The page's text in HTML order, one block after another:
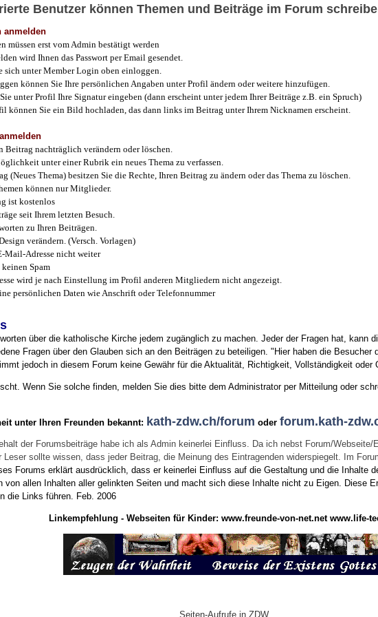
Benutzer können Themen und Beiträge im Forum
anmelden
müssen erst vom Admin bestätigt werden
wird Ihnen das Passwort per Email gesendet.
sich unter Member Login oben einloggen.
können Sie Ihre persönlichen Angaben unter Profil ändern oder weitere hinzufügen.
unter Profil Ihre Signatur eingeben (dann erscheint unter jedem Ihrer Beiträge z.B. ein Spruch)
können Sie ein Bild hochladen, das dann links im Beitrag unter Ihrem Nicknamen erscheint.
Beitrag nachträglich verändern oder löschen.
unter einer Rubrik ein neues Thema zu verfassen.
(Neues Thema) besitzen Sie die Rechte, Ihren Beitrag zu ändern oder das Thema zu löschen.
können nur Mitglieder.
ist kostenlos
seit Ihrem letzten Besuch.
zu Ihren Beiträgen.
verändern. (Versch. Vorlagen)
Mail-Adresse nicht weiter
Spam
wird je nach Einstellung im Profil anderen Mitgliedern nicht angezeigt.
persönlichen Daten wie Anschrift oder Telefonnummer
über die katholische Kirche jedem zugänglich zu machen. Jeder der Fragen hat, kann
Fragen über den Glauben sich an den Beiträgen zu beteiligen. "Hier haben die
jedoch in diesem Forum keine Gewähr für die Aktualität, Richtigkeit, Vollständigkeit
Wenn Sie solche finden, melden Sie dies bitte dem Administrator per Mitteilung oder
unter Ihren Freunden bekannt: kath-zdw.ch/forum oderforum.kath-
der Forumsbeiträge habe ich als Admin keinerlei Einfluss. Da ich nebst Forum/
sollte wissen, dass jeder Beitrag, die Meinung des Eintragenden widerspiegelt. Im
Forums erklärt ausdrücklich, dass er keinerlei Einfluss auf die Gestaltung und die Inhalte
allen Inhalten aller gelinkten Seiten und macht sich diese Inhalte nicht zu Eigen. Diese
die Links führen. Feb. 2006
Linkempfehlung - Webseiten für Kinder: www.freunde-von-net.net www.life-
Seiten-Aufrufe in ZDW